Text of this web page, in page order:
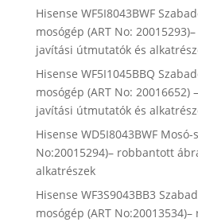
Hisense WF5I8043BWF
mosógép (ART No:
javítási útmutatók és
Hisense WF5I1045BBQ
mosógép (ART No:
javítási útmutatók és
Hisense WD5I8043BWF
No:20015294)– robbantott
alkatrészek
Hisense WF3S9043BB3
mosógép (ART